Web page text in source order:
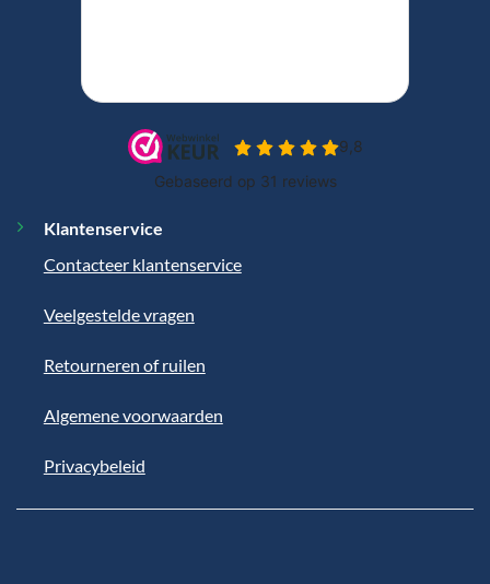
Klantenservice
Contacteer klantenservice
Veelgestelde vragen
Retourneren of ruilen
Algemene voorwaarden
Privacybeleid